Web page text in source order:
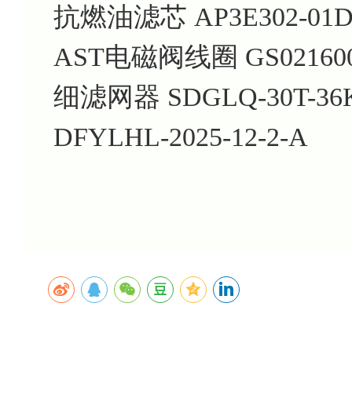
抗燃油滤芯 AP3E302-
AST电磁阀线圈
细滤网器 SDGLQ-30T-
DFYLHL-2025-12-2-A